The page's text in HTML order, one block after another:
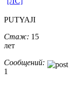
PUTYAJI
Стаж: 15
лет
Сообщений:
1